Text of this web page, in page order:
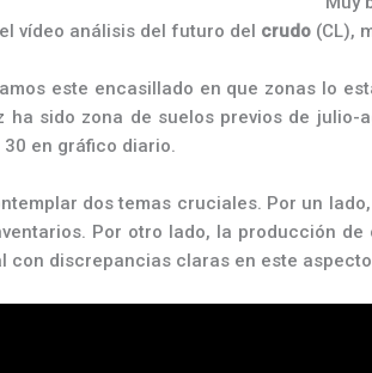
vídeo análisis del futuro del crudo (CL),
este encasillado en que zonas lo
ha sido zona de suelos previos de
30 en gráfico diario.
dos temas cruciales. Por un
Por otro lado, la producción
con discrepancias claras en este